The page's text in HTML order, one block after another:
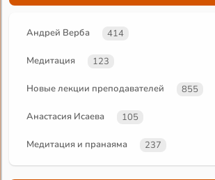
Андрей Верба 414
Медитация 123
Новые лекции преподавателей 855
Анастасия Исаева 105
Медитация и пранаяма 237